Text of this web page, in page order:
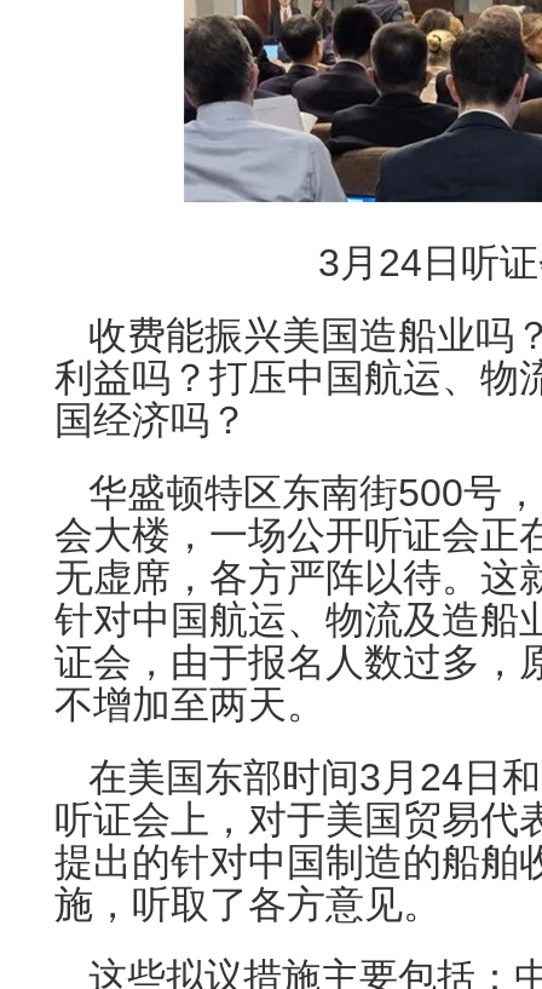
3月24日听
收费能振兴美国造船业吗
利益吗？打压中国航运、物
国经济吗？
华盛顿特区东南街500号
会大楼，一场公开听证会正
无虚席，各方严阵以待。这
针对中国航运、物流及造船
证会，由于报名人数过多，
不增加至两天。
在美国东部时间3月24日
听证会上，对于美国贸易代
提出的针对中国制造的船舶
施，听取了各方意见。
这些拟议措施主要包括：